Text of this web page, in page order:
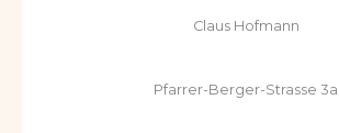
Claus Hofmann
Pfarrer-Berger-Strasse 3a